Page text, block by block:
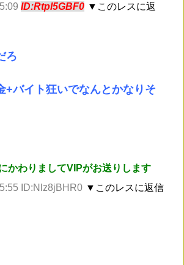
ID:Rtpl5GBF0 ▼このレスに返
ろ
+バイト狂いでなんとかなりそ
かわりましてVIPがお送りします
ID:Nlz8jBHR0 ▼このレスに返信